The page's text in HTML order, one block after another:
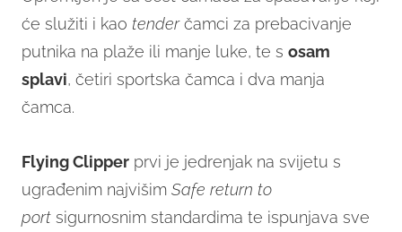
će služiti i kao tenderčamci za prebacivanje
putnika na plaže ili manje luke, te s osam
splavi, četiri sportska čamca i dva manja
čamca.
Flying Clipper prvi je jedrenjak na svijetu s
ugrađenim najvišim Safe return to
port sigurnosnim standardima te ispunjava sve